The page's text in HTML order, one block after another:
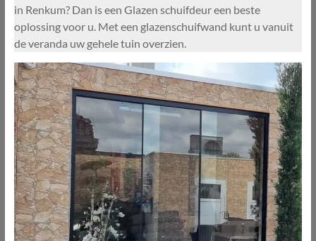
in Renkum? Dan is een Glazen schuifdeur een beste
oplossing voor u. Met een glazenschuifwand kunt u vanuit
de veranda uw gehele tuin overzien.